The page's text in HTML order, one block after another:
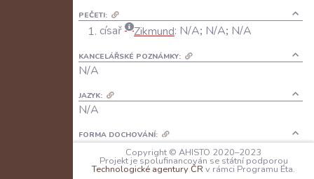
PEČETI:
císař Zikmund: N/A; N/A; N/A
KANCELÁŘSKÉ POZNÁMKY:
N/A
JAZYK:
N/A
FORMA DOCHOVÁNÍ:
A: N/A
B: krátký regest z přelomu 15. a 16.
Copyright © AHISTO 2020–2023
Projekt je spolufinancován se státní podporou
Technologické agentury ČR v rámci Programu Éta.